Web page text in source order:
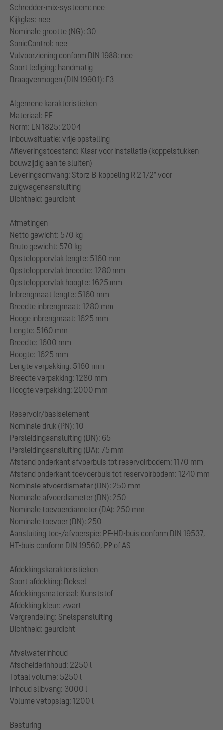
Schredder-mix-systeem: nee
Kijkglas: nee
Nominale grootte (NG): 30
SonicControl: nee
Vulvoorziening conform DIN 1988: nee
Soort lediging: handmatig
Draagvermogen (DIN 19901): F3
Algemene karakteristieken
Materiaal: PE
Norm: EN 1825: 2004
Inbouwsituatie: vrije opstelling
Afleveringstoestand: Klaar voor installatie (koppelstukken
bouwzijdig aan te sluiten)
Leveringsomvang: Storz-B-koppeling R 2 1/2" voor
zuigwagenaansluiting
Dichtheid: geurdicht
Afmetingen
Netto gewicht: 570 kg
Bruto gewicht: 570 kg
Opsteloppervlak lengte: 5160 mm
Opsteloppervlak breedte: 1280 mm
Opsteloppervlak hoogte: 1625 mm
Inbrengmaat lengte: 5160 mm
Breedte inbrengmaat: 1280 mm
Hooge inbrengmaat: 1625 mm
Lengte: 5160 mm
Breedte: 1600 mm
Hoogte: 1625 mm
Lengte verpakking: 5160 mm
Breedte verpakking: 1280 mm
Hoogte verpakking: 2000 mm
Reservoir/basiselement
Nominale druk (PN): 10
Persleidingaansluiting (DN): 65
Persleidingaansluiting (DA): 75 mm
Afstand onderkant afvoerbuis tot reservoirbodem: 1170 mm
Afstand onderkant toevoerbuis tot reservoirbodem: 1240 mm
Nominale afvoerdiameter (DN): 250 mm
Nominale afvoerdiameter (DN): 250
Nominale toevoerdiameter (DA): 250 mm
Nominale toevoer (DN): 250
Aansluiting toe-/afvoerspie: PE-HD-buis conform DIN 19537,
HT-buis conform DIN 19560, PP of AS
Afdekkingskarakteristieken
Soort afdekking: Deksel
Afdekkingsmateriaal: Kunststof
Afdekking kleur: zwart
Vergrendeling: Snelspansluiting
Dichtheid: geurdicht
Afvalwaterinhoud
Afscheiderinhoud: 2250 l
Totaal volume: 5250 l
Inhoud slibvang: 3000 l
Volume vetopslag: 1200 l
Besturing